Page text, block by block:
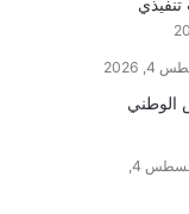
تنفيذي
2026
الوطني